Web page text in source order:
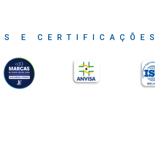
E CERTIFICAÇÕES